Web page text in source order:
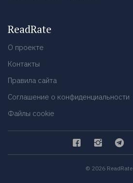
ReadRate
О проекте
Контакты
Правила сайта
Соглашение о конфиденциальности
Файлы cookie
© 2026 ReadRate